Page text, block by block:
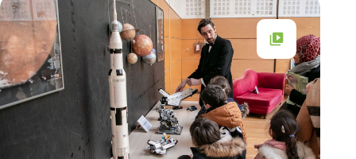
video_library